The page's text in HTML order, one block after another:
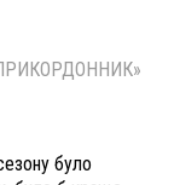
було